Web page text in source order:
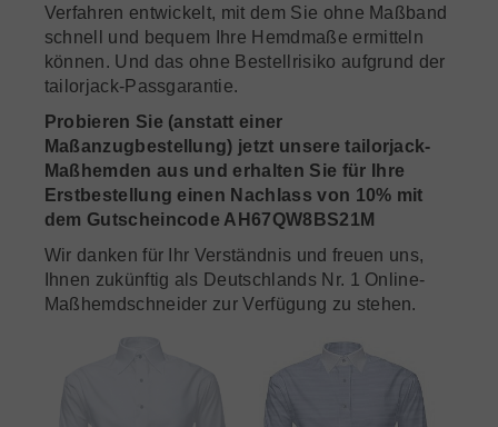
Verfahren entwickelt, mit dem Sie ohne Maßband
schnell und bequem Ihre Hemdmaße ermitteln
können. Und das ohne Bestellrisiko aufgrund der
tailorjack-Passgarantie.
Probieren Sie (anstatt einer
Maßanzugbestellung) jetzt unsere tailorjack-
Maßhemden aus und erhalten Sie für Ihre
Erstbestellung einen Nachlass von 10% mit
dem Gutscheincode AH67QW8BS21M
Wir danken für Ihr Verständnis und freuen uns,
Ihnen zukünftig als Deutschlands Nr. 1 Online-
Maßhemdschneider zur Verfügung zu stehen.